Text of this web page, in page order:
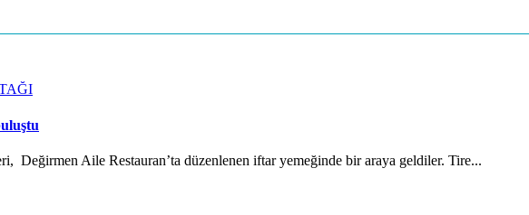
Değirmen Aile Restauran’ta düzenlenen iftar yemeğinde bir araya geldiler. Tire...